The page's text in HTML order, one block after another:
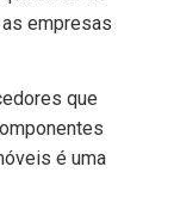
que
é uma